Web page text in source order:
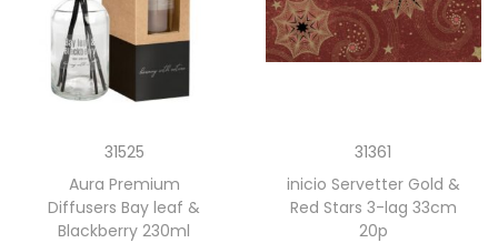
31525
Aura Premium
Diffusers Bay leaf &
Blackberry 230ml
31361
inicio Servetter Gold &
Red Stars 3-lag 33cm
20p